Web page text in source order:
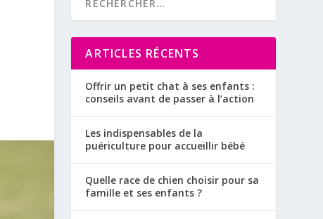
ARTICLES RÉCENTS
Offrir un petit chat à ses enfants :
conseils avant de passer à l’action
Les indispensables de la
puériculture pour accueillir bébé
Quelle race de chien choisir pour sa
famille et ses enfants ?